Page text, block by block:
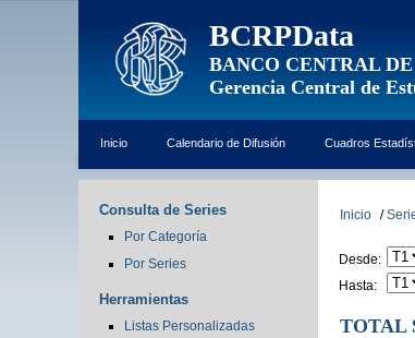
BCRPData
BANCO CENTRAL
Gerencia Central de
Inicio Calendario de Difusión Cuadros
Consulta de Series
Por Categoría
Por Series
Herramientas
Listas Personalizadas
Inicio /
Desde:
Hasta:
TOTAL